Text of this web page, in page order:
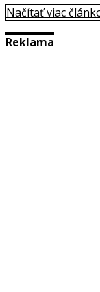
Načítať viac
Reklama